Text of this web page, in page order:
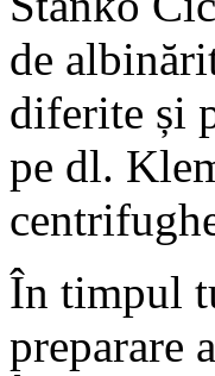
de
diferite și
pe dl.
În timpul
preparare